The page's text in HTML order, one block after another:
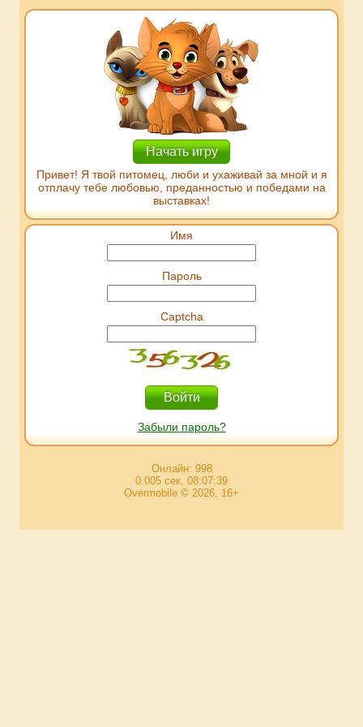
Начать игру
Привет! Я твой питомец, люби и ухаживай за мной и я
отплачу тебе любовью, преданностью и победами на
выставках!
Имя
Пароль
Captcha
Забыли пароль?
Онлайн: 998
0.005 сек, 08:07:39
Overmobile © 2026, 16+